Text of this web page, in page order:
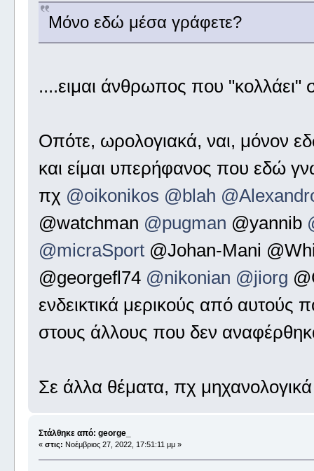
Μόνο εδώ μέσα γράφετε?
....ειμαι άνθρωπος που "κολλάει"
Οπότε, ωρολογιακά, ναι, μόνον
και είμαι υπερήφανος που εδώ
πχ @oikonikos @blah
@watchman @pugman @yannib
@micraSport@Johan-Mani
@georgefl74 @nikonian @jiorg
ενδεικτικά μερικούς από
στους άλλους που δεν
Σε άλλα θέματα, πχ
Στάλθηκε από: george_
« στις: Νοέμβριος 27, 2022, 17:51:11 μμ »